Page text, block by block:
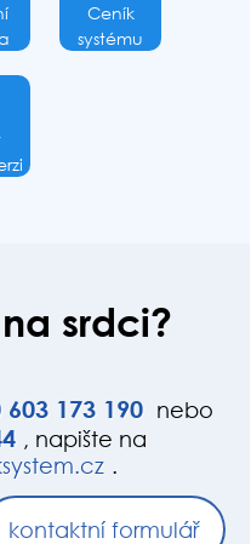
Ceník
systému
srdci?
603173190 nebo
, napište na
system.cz .
kontaktní formulář